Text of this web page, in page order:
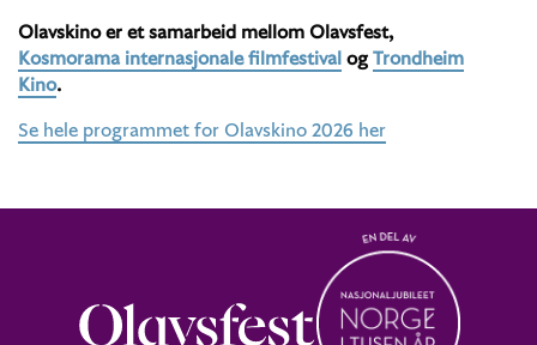
Olavskino er et samarbeid mellom Olavsfest,
Kosmorama internasjonale filmfestival og Trondheim
Kino.
Se hele programmet for Olavskino 2026 her